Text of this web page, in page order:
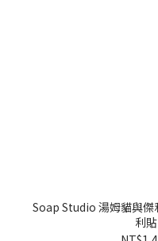
Soap Studio 湯姆貓與傑
利貼